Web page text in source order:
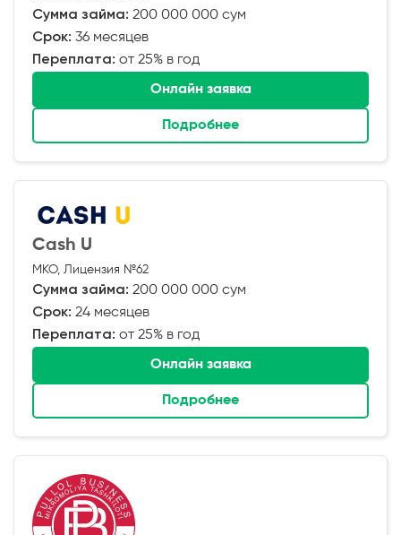
Сумма займа: 200 000 000 сум
Срок: 36 месяцев
Переплата: от 25% в год
Онлайн заявка
Подробнее
Cash U
МКО, Лицензия №62
Сумма займа: 200 000 000 сум
Срок: 24 месяцев
Переплата: от 25% в год
Онлайн заявка
Подробнее